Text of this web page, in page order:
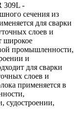
309L -
сечения из
для сварки
слоев и
широкое
промышленности,
и
для сварки
слоев и
применяется в
судостроении,